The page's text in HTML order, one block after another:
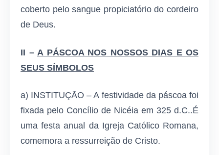
coberto pelo sangue propiciatório do cordeiro
de Deus.
II – A PÁSCOA NOS NOSSOS DIAS E OS
SEUS SÍMBOLOS
a) INSTITUÇÃO – A festividade da páscoa foi
fixada pelo Concílio de Nicéia em 325 d.C..É
uma festa anual da Igreja Católico Romana,
comemora a ressurreição de Cristo.